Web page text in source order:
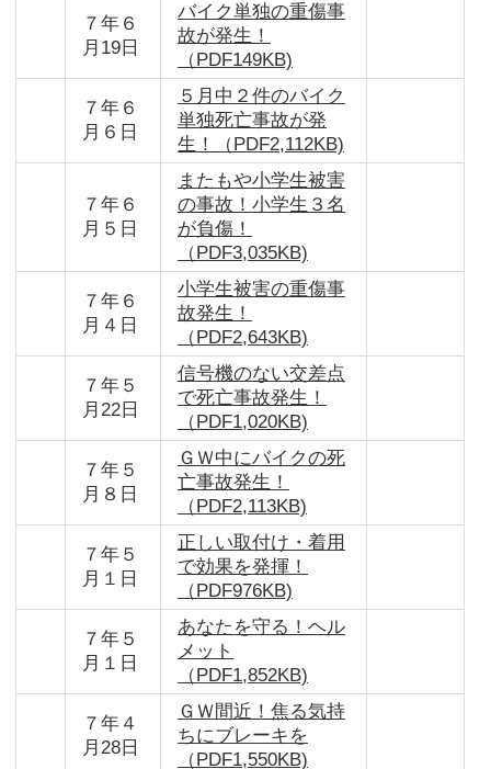
７年６
月19日
バイク単独の重傷事
故が発生！
（PDF149KB)
７年６
月６日
５月中２件のバイク
単独死亡事故が発
生！（PDF2,112KB)
７年６
月５日
またもや小学生被害
の事故！小学生３名
が負傷！
（PDF3,035KB)
７年６
月４日
小学生被害の重傷事
故発生！
（PDF2,643KB)
７年５
月22日
信号機のない交差点
で死亡事故発生！
（PDF1,020KB)
７年５
月８日
ＧＷ中にバイクの死
亡事故発生！
（PDF2,113KB)
７年５
月１日
正しい取付け・着用
で効果を発揮！
（PDF976KB)
７年５
月１日
あなたを守る！ヘル
メット
（PDF1,852KB)
７年４
月28日
ＧＷ間近！焦る気持
ちにブレーキを
（PDF1,550KB)